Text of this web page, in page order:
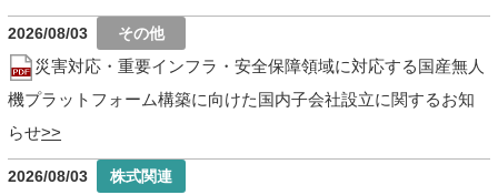
2026/08/03
災害対応・重要インフラ・安全保障領域に対応する国産無人
機プラットフォーム構築に向けた国内子会社設立に関するお知
らせ
2026/08/03